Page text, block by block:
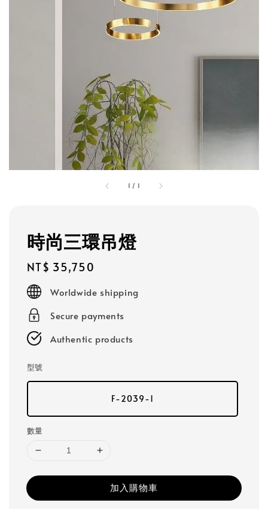
1 / 1
時尚三環吊燈
Regular
price
NT$ 35,750
Worldwide shipping
Secure payments
Authentic products
型號
F-2039-1
數量
加入購物車